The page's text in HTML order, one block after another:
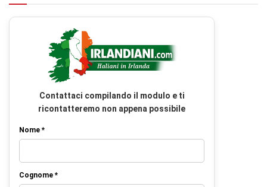
Contattaci compilando il modulo e ti
ricontatteremo non appena possibile
Nome *
Cognome *